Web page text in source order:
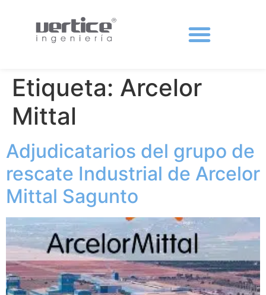
Etiqueta: Arcelor
Mittal
Adjudicatarios del grupo de
rescate Industrial de Arcelor
Mittal Sagunto